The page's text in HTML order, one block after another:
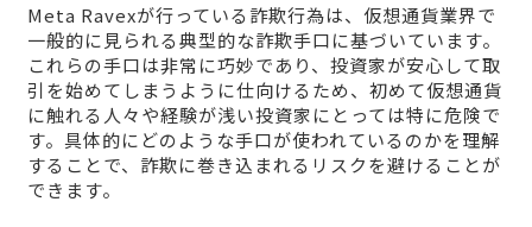
Meta Ravexが行っている詐欺行為は、仮想通貨業界で
一般的に見られる典型的な詐欺手口に基づいています。
これらの手口は非常に巧妙であり、投資家が安心して取
引を始めてしまうように仕向けるため、初めて仮想通貨
に触れる人々や経験が浅い投資家にとっては特に危険で
す。具体的にどのような手口が使われているのかを理解
することで、詐欺に巻き込まれるリスクを避けることが
できます。